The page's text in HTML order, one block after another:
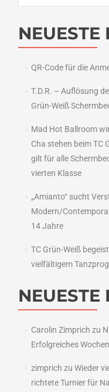
NEUESTE
QR-Code für die
T.D.R. – Auflösung
Grün-Weiß
Mad Hot Ballroom
Cha stehen beim TC
gilt für alle
vierten Klasse
„Amianto“ sucht
Modern/
14 Jahre
TC Grün-Weiß
vielfältigem
NEUESTE
Carolin Zimprich zu
Erfolgreiches
zimprich zu Wieder
richtete Turnier für